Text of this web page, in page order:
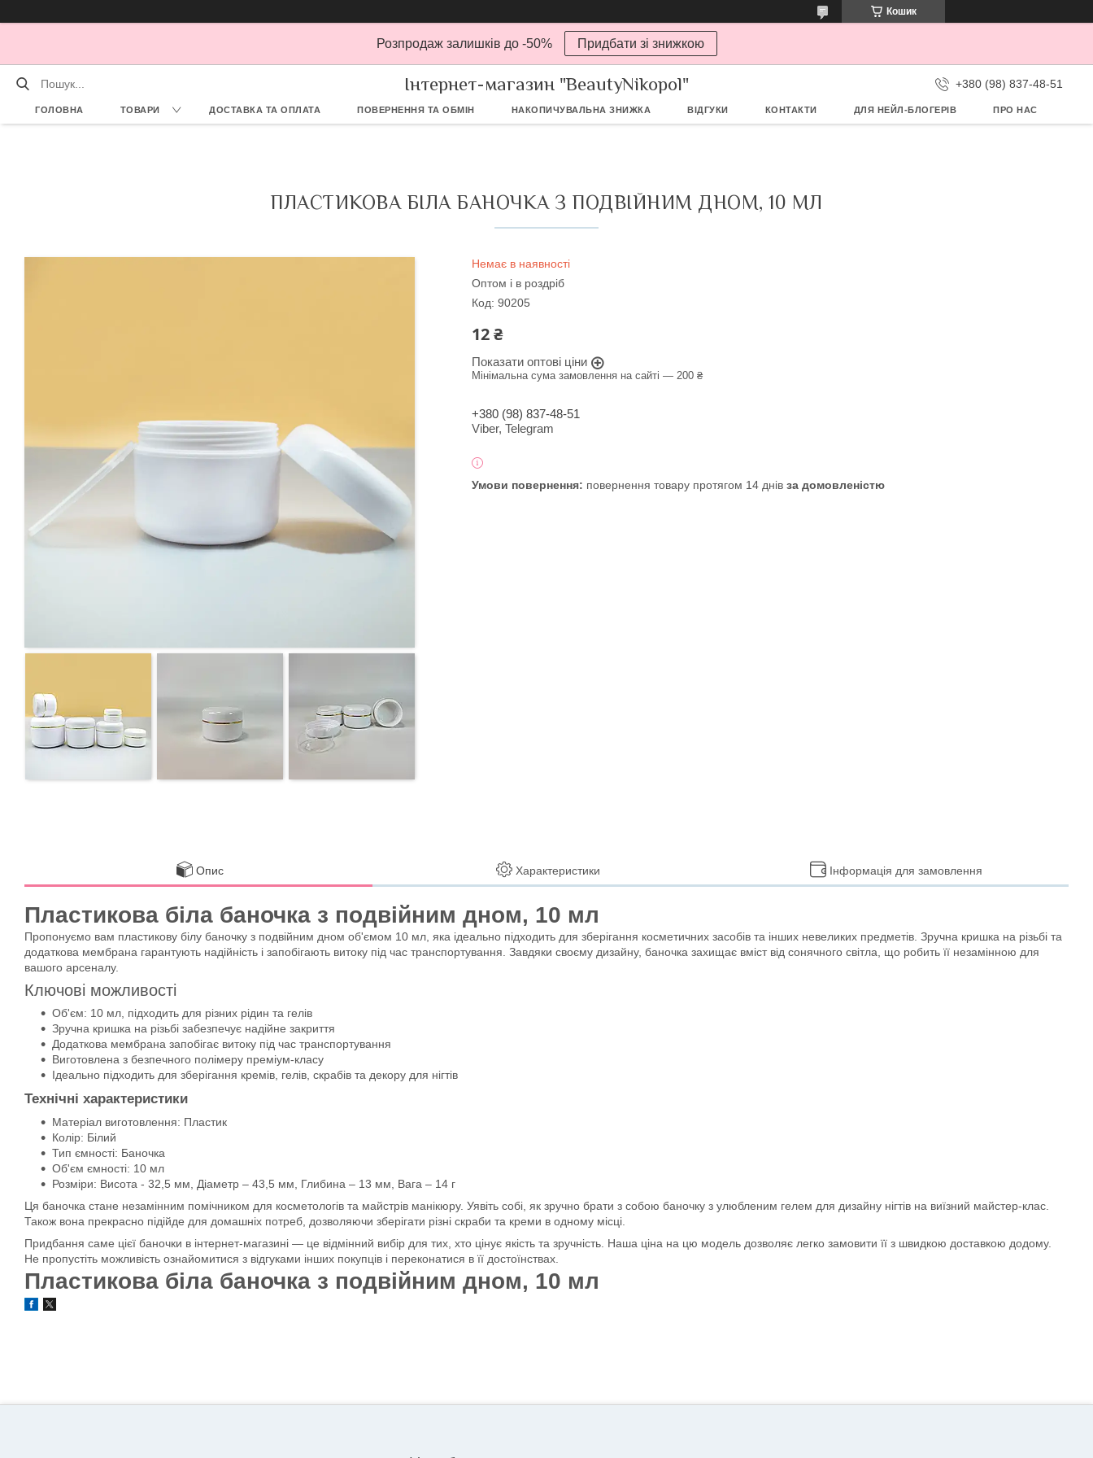
Кошик
Розпродаж залишків до -50% Придбати зі знижкою
Інтернет-магазин "BeautyNikopol" +380 (98) 837-48-51
ГОЛОВНА ТОВАРИ ДОСТАВКА ТА ОПЛАТА ПОВЕРНЕННЯ ТА ОБМІН НАКОПИЧУВАЛЬНА ЗНИЖКА ВІДГУКИ КОНТАКТИ ДЛЯ НЕЙЛ-БЛОГЕРІВ ПРО НАС
ПЛАСТИКОВА БІЛА БАНОЧКА З ПОДВІЙНИМ ДНОМ, 10 МЛ
Немає в наявності
Оптом і в роздріб
Код: 90205
12 ₴
Показати оптові ціни
Мінімальна сума замовлення на сайті — 200 ₴
+380 (98) 837-48-51
Viber, Telegram
повернення товару протягом 14 днів за домовленістю
Опис Характеристики Інформація для замовлення
Пластикова біла баночка з подвійним дном, 10 мл
Пропонуємо вам пластикову білу баночку з подвійним дном об'ємом 10 мл, яка ідеально підходить для зберігання косметичних засобів та інших невеликих предметів. Зручна кришка на різьбі та
додаткова мембрана гарантують надійність і запобігають витоку під час транспортування. Завдяки своєму дизайну, баночка захищає вміст від сонячного світла, що робить її незамінною для
вашого арсеналу.
Ключові можливості
Об'єм: 10 мл, підходить для різних рідин та гелів
Зручна кришка на різьбі забезпечує надійне закриття
Додаткова мембрана запобігає витоку під час транспортування
Виготовлена з безпечного полімеру преміум-класу
Ідеально підходить для зберігання кремів, гелів, скрабів та декору для нігтів
Технічні характеристики
Матеріал виготовлення: Пластик
Колір: Білий
Тип ємності: Баночка
Об'єм ємності: 10 мл
Розміри: Висота - 32,5 мм, Діаметр – 43,5 мм, Глибина – 13 мм, Вага – 14 г
Ця баночка стане незамінним помічником для косметологів та майстрів манікюру. Уявіть собі, як зручно брати з собою баночку з улюбленим гелем для дизайну нігтів на виїзний майстер-клас.
Також вона прекрасно підійде для домашніх потреб, дозволяючи зберігати різні скраби та креми в одному місці.
Придбання саме цієї баночки в інтернет-магазині — це відмінний вибір для тих, хто цінує якість та зручність. Наша ціна на цю модель дозволяє легко замовити її з швидкою доставкою додому.
Не пропустіть можливість ознайомитися з відгуками інших покупців і переконатися в її достоїнствах.
Пластикова біла баночка з подвійним дном, 10 мл